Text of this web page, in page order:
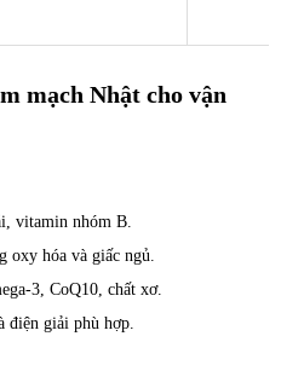
mạch Nhật cho vận
vitamin nhóm B.
oxy hóa và giấc ngủ.
3, CoQ10, chất xơ.
điện giải phù hợp.